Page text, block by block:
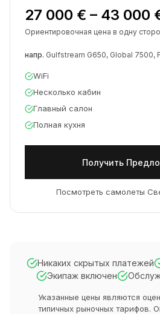
27 000 € – 43 000
Ориентировочная цена в одну
напр. Gulfstream G650, Global 7500,
WiFi
Несколько кабин
Главный салон
Полная кухня
Получить
Посмотреть самолеты
Никаких скрытых платежей
Экипаж включен
Указанные цены являются
типичных рыночных тарифов.